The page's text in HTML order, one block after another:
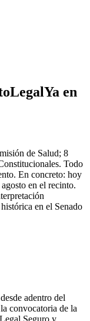
en
de Salud; 8
Todo
En concreto: hoy
en el recinto.
en el Senado
adentro del
convocatoria de la
Seguro y